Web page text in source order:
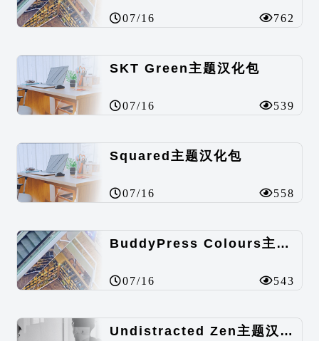
07/16 762
SKT Green主题汉化包
07/16 539
Squared主题汉化包
07/16 558
BuddyPress Colours主题汉化包
07/16 543
Undistracted Zen主题汉化包